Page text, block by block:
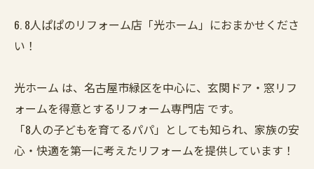
6. 8人ぱぱのリフォーム店「光ホーム」におまかせくださ
い！
光ホーム は、名古屋市緑区を中心に、玄関ドア・窓リフ
ォームを得意とするリフォーム専門店 です。
「8人の子どもを育てるパパ」としても知られ、家族の安
心・快適を第一に考えたリフォームを提供しています！